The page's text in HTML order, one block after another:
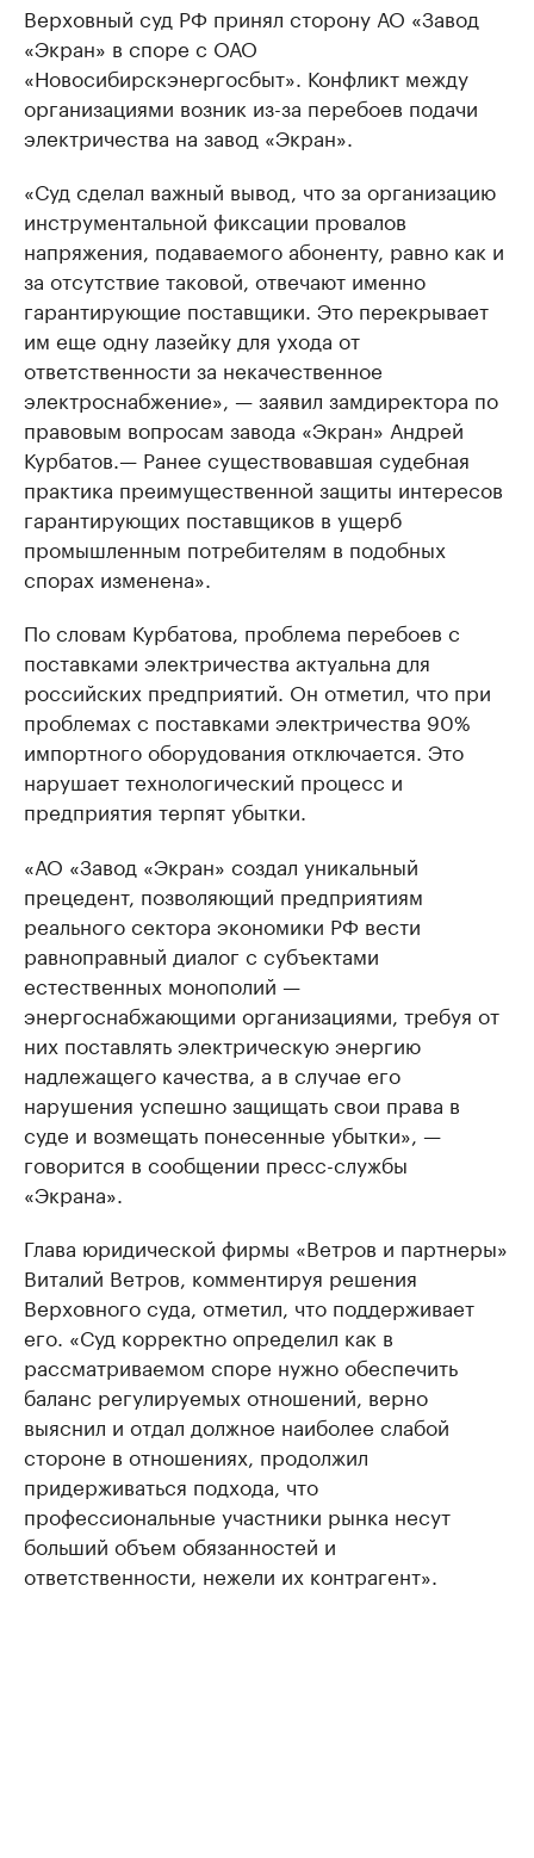
Верховный суд РФ принял сторону АО «Завод
«Экран» в споре с ОАО
«Новосибирскэнергосбыт». Конфликт между
организациями возник из-за перебоев подачи
электричества на завод «Экран».
«Суд сделал важный вывод, что за организацию
инструментальной фиксации провалов
напряжения, подаваемого абоненту, равно как и
за отсутствие таковой, отвечают именно
гарантирующие поставщики. Это перекрывает
им еще одну лазейку для ухода от
ответственности за некачественное
электроснабжение», — заявил замдиректора по
правовым вопросам завода «Экран» Андрей
Курбатов.— Ранее существовавшая судебная
практика преимущественной защиты интересов
гарантирующих поставщиков в ущерб
промышленным потребителям в подобных
спорах изменена».
По словам Курбатова, проблема перебоев с
поставками электричества актуальна для
российских предприятий. Он отметил, что при
проблемах с поставками электричества 90%
импортного оборудования отключается. Это
нарушает технологический процесс и
предприятия терпят убытки.
«АО «Завод «Экран» создал уникальный
прецедент, позволяющий предприятиям
реального сектора экономики РФ вести
равноправный диалог с субъектами
естественных монополий —
энергоснабжающими организациями, требуя от
них поставлять электрическую энергию
надлежащего качества, а в случае его
нарушения успешно защищать свои права в
суде и возмещать понесенные убытки», —
говорится в сообщении пресс-службы
«Экрана».
Глава юридической фирмы «Ветров и партнеры»
Виталий Ветров, комментируя решения
Верховного суда, отметил, что поддерживает
его. «Суд корректно определил как в
рассматриваемом споре нужно обеспечить
баланс регулируемых отношений, верно
выяснил и отдал должное наиболее слабой
стороне в отношениях, продолжил
придерживаться подхода, что
профессиональные участники рынка несут
больший объем обязанностей и
ответственности, нежели их контрагент».